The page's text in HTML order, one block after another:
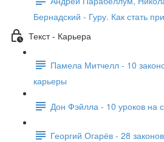
Бернадский - Гуру. Как стать
Текст - Карьера
Памела Митчелл - 10
карьеры
Дон Фэйлла - 10 уроков на
Георгий Огарёв - 28